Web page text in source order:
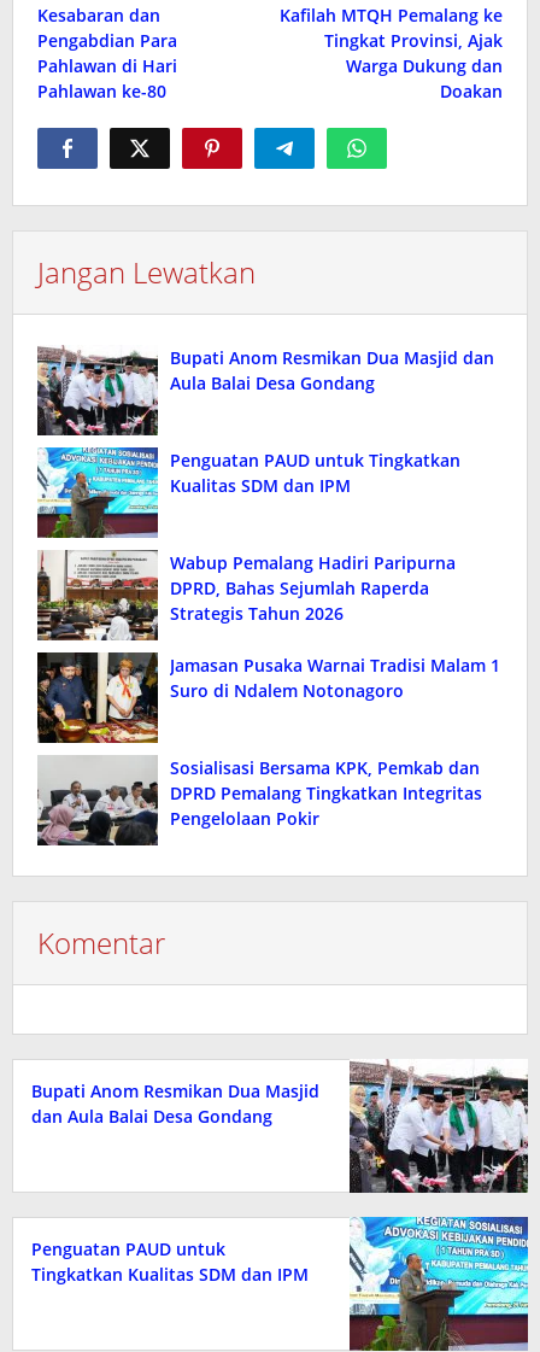
Kesabaran dan
Pengabdian Para
Pahlawan di Hari
Pahlawan ke-80
Kafilah MTQH Pemalang ke
Tingkat Provinsi, Ajak
Warga Dukung dan
Doakan
Jangan Lewatkan
Bupati Anom Resmikan Dua Masjid dan
Aula Balai Desa Gondang
Penguatan PAUD untuk Tingkatkan
Kualitas SDM dan IPM
Wabup Pemalang Hadiri Paripurna
DPRD, Bahas Sejumlah Raperda
Strategis Tahun 2026
Jamasan Pusaka Warnai Tradisi Malam 1
Suro di Ndalem Notonagoro
Sosialisasi Bersama KPK, Pemkab dan
DPRD Pemalang Tingkatkan Integritas
Pengelolaan Pokir
Komentar
Bupati Anom Resmikan Dua Masjid
dan Aula Balai Desa Gondang
Penguatan PAUD untuk
Tingkatkan Kualitas SDM dan IPM